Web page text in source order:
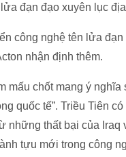
đạn đạo xuyên lục
công nghệ tên lửa
nhận định thêm.
mấu chốt mang ý
quốc tế”. Triều Tiên
thất bại của Iraq
tựu mới trong công